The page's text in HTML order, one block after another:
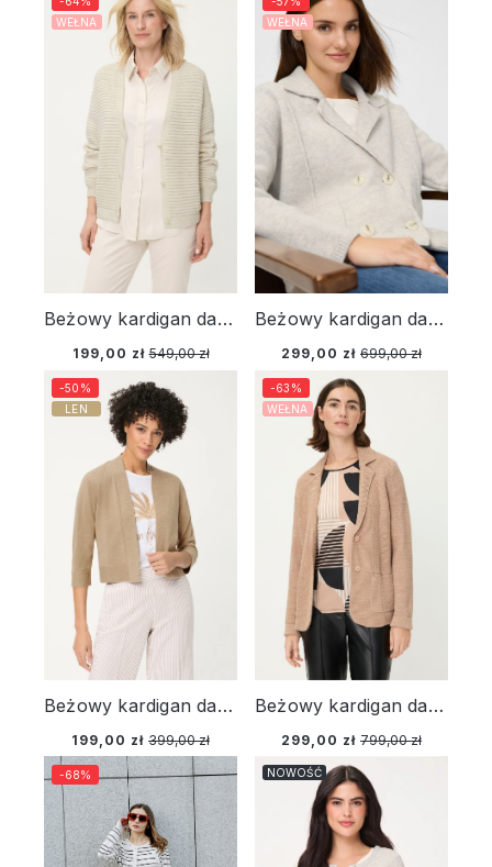
Beżowy kardigan damski Cora z ażurowym splotem – Liaison en Vogue
199,00 zł 549,00 zł
WEŁNA
Beżowy kardigan damski Cora z wełną merino – New Passion
299,00 zł 699,00 zł
WEŁNA
Beżowy kardigan damski Eva z lnem – Sun Kissed
199,00 zł 399,00 zł
-50%
LEN
Beżowy kardigan damski Eva z wełną merino – Urban Wild
299,00 zł 799,00 zł
-63%
WEŁNA
-68% NOWOŚĆ